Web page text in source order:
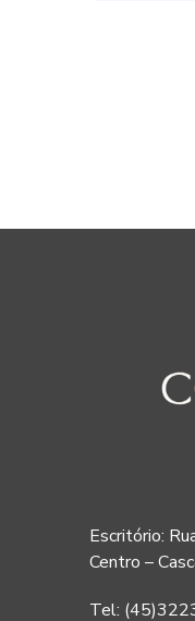
Escritório:
Centro –
Tel: